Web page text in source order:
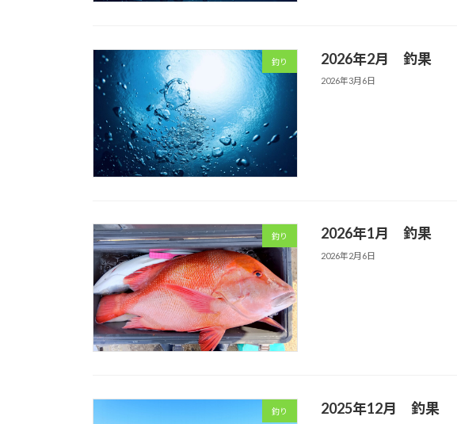
釣り 2026年2月 釣果
2026年3月6日
釣り 2026年1月 釣果
2026年2月6日
釣り 2025年12月 釣果